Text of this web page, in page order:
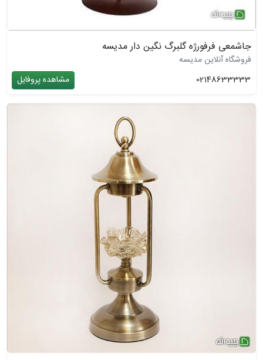
جاشمعی فرفورژه گلبرگ نگین دار مدیسه
فروشگاه آنلاین مدیسه
02148633333
مشاهده پروفایل